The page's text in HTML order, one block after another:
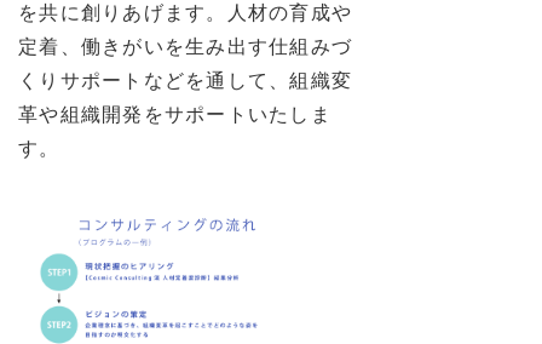
を共に創りあげます。人材の育成や
定着、働きがいを生み出す仕組みづ
くりサポートなどを通して、組織変
革や組織開発をサポートいたしま
す。